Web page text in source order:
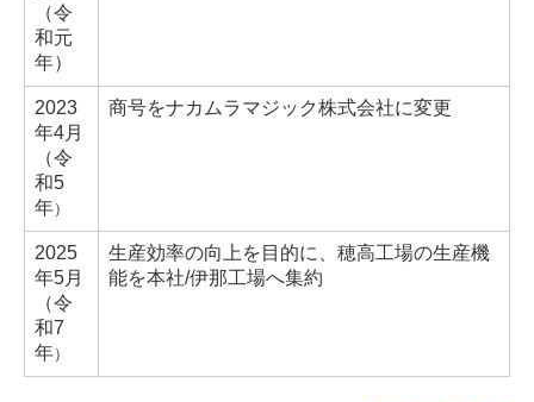
（令
和元
年）
2023
年4月
（令
和5
年）
商号をナカムラマジック株式会社に変更
2025
年5月
（令
和7
年）
生産効率の向上を目的に、穂高工場の生産機
能を本社/伊那工場へ集約